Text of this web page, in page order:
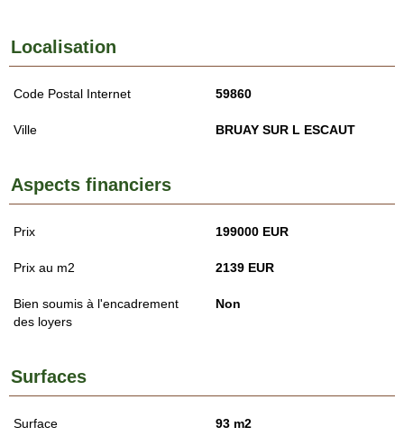
Localisation
Code Postal Internet 59860
Ville BRUAY SUR L ESCAUT
Aspects financiers
Prix 199000 EUR
Prix au m2 2139 EUR
Bien soumis à l'encadrement
des loyers
Non
Surfaces
Surface 93 m2